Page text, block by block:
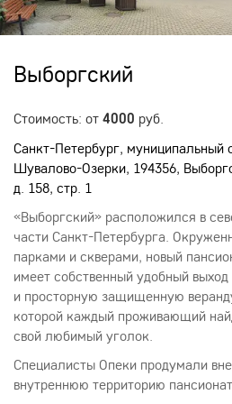
Выборгский
Стоимость: от 4000 руб.
Санкт-Петербург, муниципальный
Шувалово-Озерки, 194356,
д. 158, стр. 1
«Выборгский» расположился в
части Санкт-Петербурга.
парками и скверами, новый
имеет собственный удобный выход
и просторную защищенную
которой каждый проживающий
свой любимый уголок.
Специалисты Опеки продумали
внутреннюю территорию